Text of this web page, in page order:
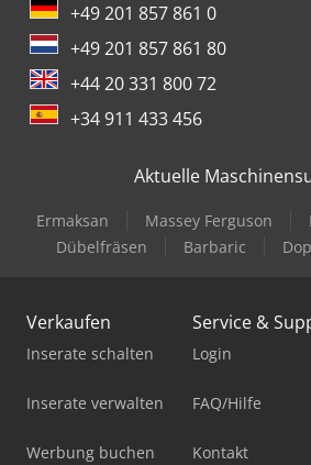
+49 201 857 861 0
+49 201 857 861 80
+44 20 331 800 72
+34 911 433 456
Aktuelle
Ermaksan Massey Ferguson
Dübelfräsen
Barbaric
Verkaufen
Inserate schalten
Inserate verwalten
Werbung buchen
Service &
Login
FAQ/Hilfe
Kontakt